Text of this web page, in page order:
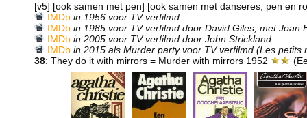
[v5] [ook samen met pen] [ook samen met danseres, pen en
IMDb in 1956 voor TV verfilmd
IMDb in 1985 voor TV verfilmd door David Giles, met Joan
IMDb in 2005 voor TV verfilmd door John Strickland
IMDb in 2015 als Murder party voor TV verfilmd (Les
38: They do it with mirrors = Murder with mirrors 1952